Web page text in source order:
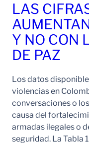
LAS
Y NO CON
DE PAZ
Los datos
violencias en
conversaciones o
causa del
armadas ilegales o
seguridad. La Tabla